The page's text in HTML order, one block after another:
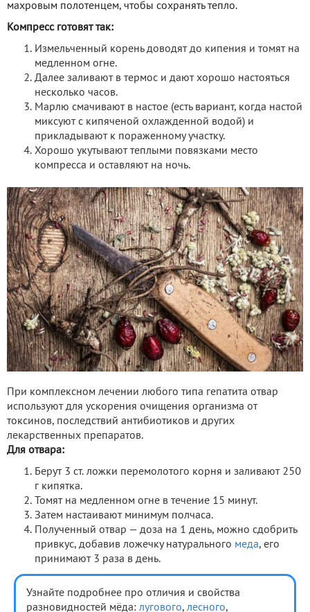
махровым полотенцем, чтобы сохранять тепло.
Компресс готовят так:
Измельченный корень доводят до кипения и томят на
медленном огне.
Далее заливают в термос и дают хорошо настояться
несколько часов.
Марлю смачивают в настое (есть вариант, когда настой
миксуют с кипяченой охлажденной водой) и
прикладывают к пораженному участку.
Хорошо укутывают теплыми повязками место
компресса и оставляют на ночь.
При комплексном лечении любого типа гепатита отвар
используют для ускорения очищения организма от
токсинов, последствий антибиотиков и других
лекарственных препаратов.
Для отвара:
Берут 3 ст. ложки перемолотого корня и заливают 250
г кипятка.
Томят на медленном огне в течение 15 минут.
Затем настаивают минимум полчаса.
Полученный отвар — доза на 1 день, можно сдобрить
привкус, добавив ложечку натурального меда, его
принимают 3 раза в день.
Узнайте подробнее про отличия и свойства
разновидностей мёда: лугового, лесного,